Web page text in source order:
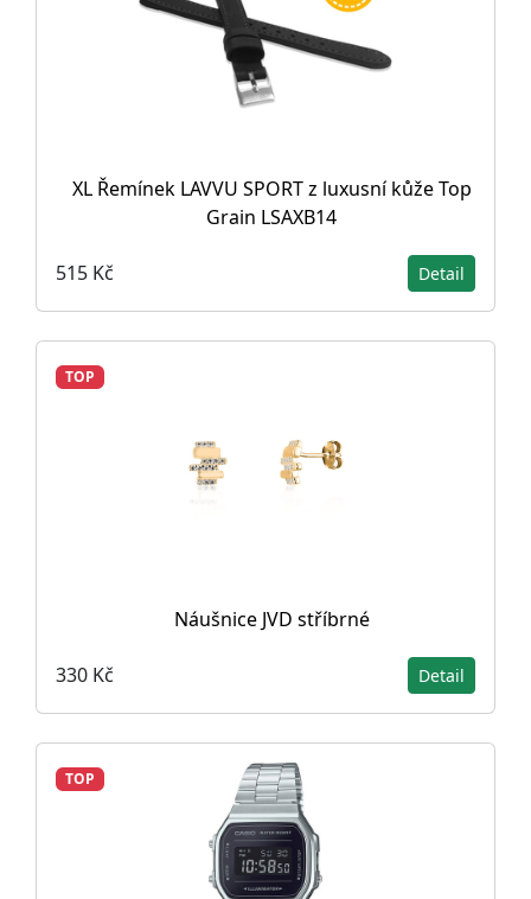
XL Řemínek LAVVU SPORT z luxusní kůže Top
Grain LSAXB14
515 Kč Detail
TOP
Náušnice JVD stříbrné
330 Kč Detail
TOP